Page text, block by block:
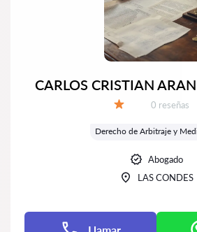
CARLOS CRISTIAN
Número de
0 reseñas
Derecho de Arbitraje y
Abogado
LAS CONDES
Llamar